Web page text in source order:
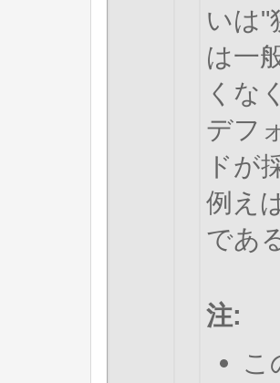
いは"
は一
くな
デフ
ドが
例え
であ
注:
こ